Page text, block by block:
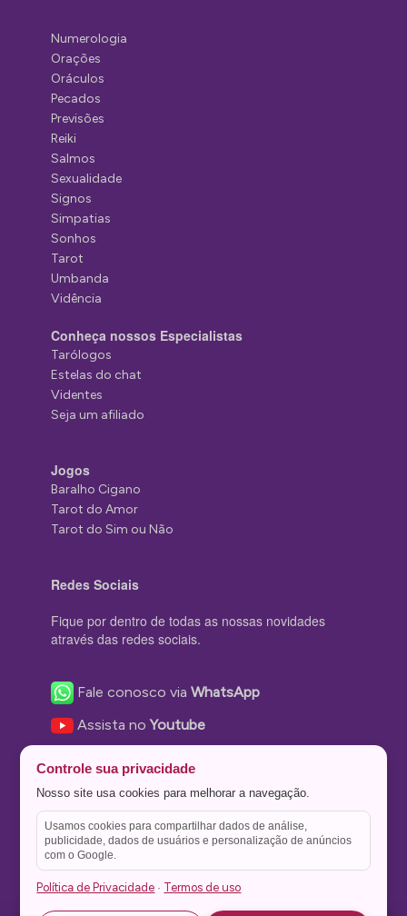
Numerologia
Orações
Oráculos
Pecados
Previsões
Reiki
Salmos
Sexualidade
Signos
Simpatias
Sonhos
Tarot
Umbanda
Vidência
Conheça nossos Especialistas
Tarólogos
Estelas do chat
Videntes
Seja um afiliado
Jogos
Baralho Cigano
Tarot do Amor
Tarot do Sim ou Não
Redes Sociais
Fique por dentro de todas as nossas novidades
através das redes sociais.
Fale conosco viaWhatsApp
Assista noYoutube
Nos siga no Instagram
Nos siga noTwitter
Salve no
Controle sua privacidade
Nosso site usa cookies para melhorar a navegação.
Usamos cookies para compartilhar dados de análise,
publicidade, dados de usuários e personalização de anúncios
com o Google.
Política de Privacidade · Termos de uso